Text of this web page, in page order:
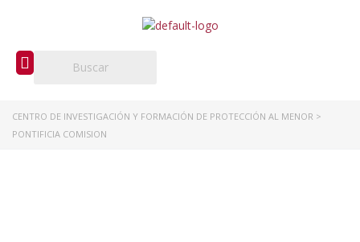
CENTRO DE INVESTIGACIÓN Y FORMACIÓN DE PROTECCIÓN AL MENOR >
PONTIFICIA COMISION